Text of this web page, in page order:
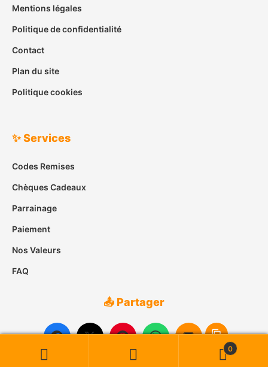
Mentions légales
Politique de confidentialité
Contact
Plan du site
Politique cookies
✨ Services
Codes Remises
Chèques Cadeaux
Parrainage
Paiement
Nos Valeurs
FAQ
📤 Partager
Recherche
Recherche
0